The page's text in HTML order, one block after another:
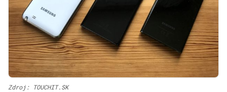
Zdroj: TOUCHIT.SK